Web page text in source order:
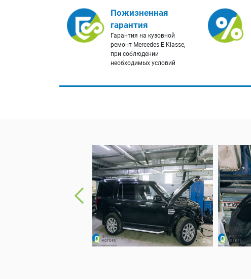
Пожизненная
гарантия
Гарантия на кузовной
ремонт Mercedes E Klasse,
при соблюдении
необходимых условий